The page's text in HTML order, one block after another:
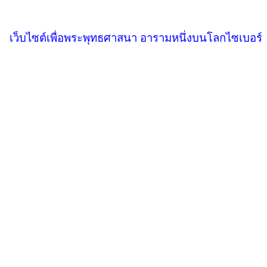
เว็บไซต์เพื่อพระพุทธศาสนา อารามหนึ่งบนโลกไซเบอร์